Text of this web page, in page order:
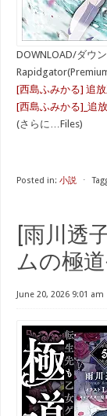
DOWNLOAD/ダウ
[西島ふみかる] 追
[西島ふみかる]_追
(さらに…Files)
Posted in: 小説 ⋅
[雨川透
ムの極
June 20, 2026 9:01 am